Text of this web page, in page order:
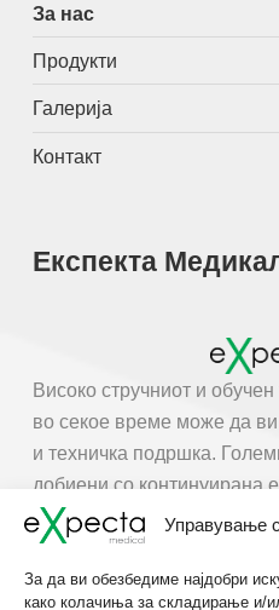
Управување
За да ви обезбедиме најдобри
како колачиња за складирање и/
За нас
Продукти
Галерија
Контакт
Експекта
Високо стручниот и
во секое време може да
и техничка подршка.
добиени со континуирана
инсталирана апаратура
професионалноста и
Експекта Медикал дооел.